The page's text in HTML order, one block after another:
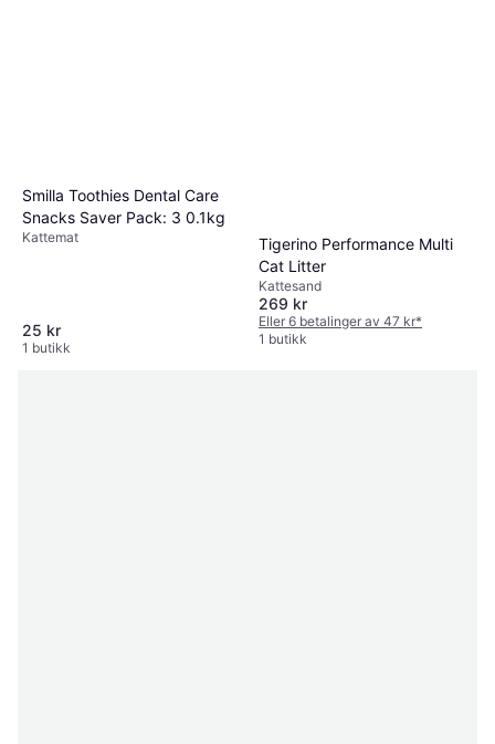
Smilla Toothies Dental Care
Snacks Saver Pack: 3 0.1kg
Kattemat
25 kr
1 butikk
Tigerino Performance Multi
Cat Litter
Kattesand
269 kr
Eller 6 betalinger av 47 kr*
1 butikk